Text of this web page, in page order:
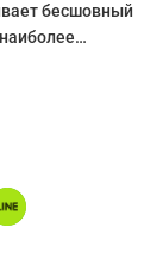
бесшовный
доверяют
которые